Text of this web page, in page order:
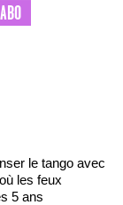
ABO
le tango avec
les feux
5 ans